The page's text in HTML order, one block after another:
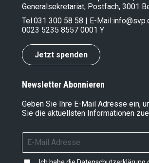
Generalsekretariat, Postfach, 3001
Tel.031 300 58 58 | E-Mail:
0023 5235 8557 0001 Y
Jetzt spenden
Newsletter Abonnieren
Geben Sie Ihre E-Mail Adresse ein,
Sie die aktuellsten Informationen